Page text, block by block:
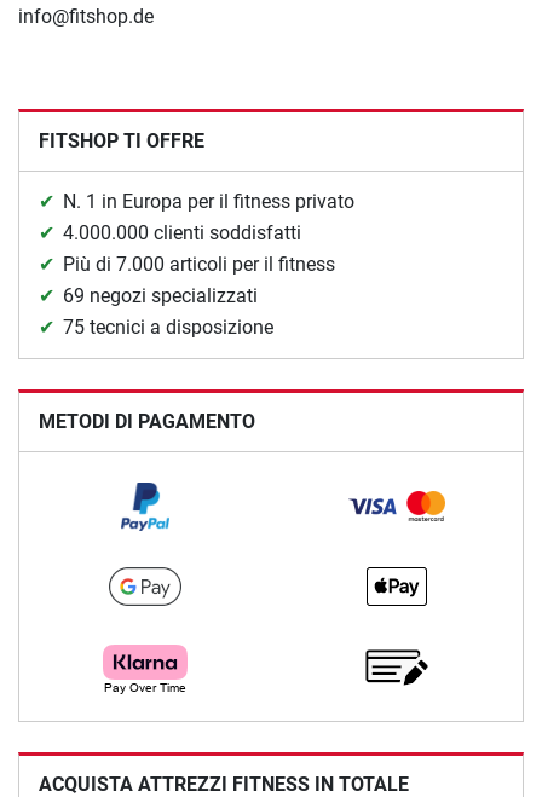
info@fitshop.de
FITSHOP TI OFFRE
N. 1 in Europa per il fitness privato
4.000.000 clienti soddisfatti
Più di 7.000 articoli per il fitness
69 negozi specializzati
75 tecnici a disposizione
METODI DI PAGAMENTO
ACQUISTA ATTREZZI FITNESS IN TOTALE